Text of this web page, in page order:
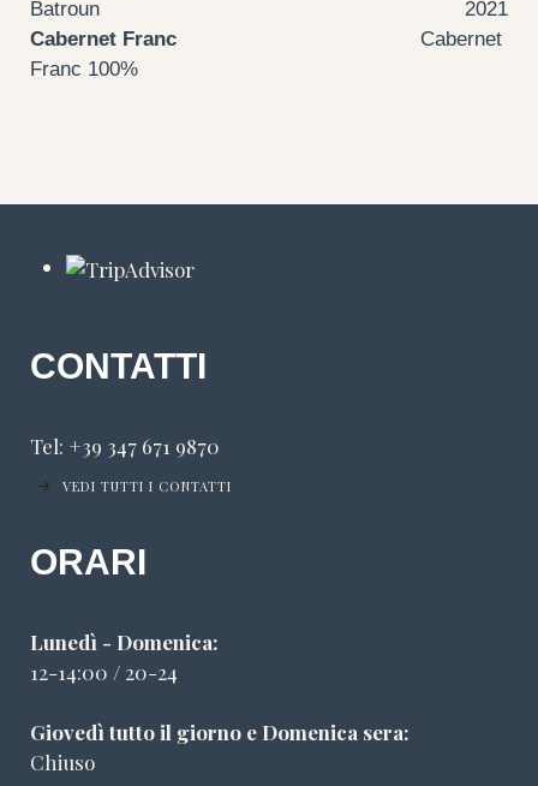
Batroun
2021
Cabernet Franc
Cabernet
Franc 100%
CONTATTI
Tel: +39 347 671 9870
VEDI TUTTI I CONTATTI
ORARI
Lunedì - Domenica:
12-14:00 / 20-24
Giovedì tutto il giorno e Domenica sera:
Chiuso